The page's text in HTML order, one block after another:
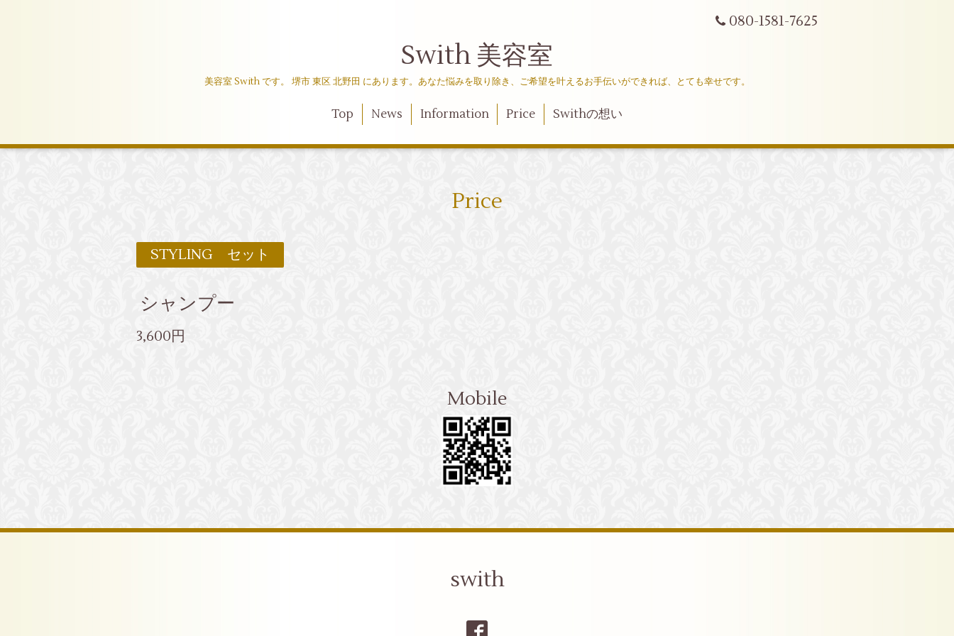
080-1581-7625
Swith 美容室
美容室 Swith です。 堺市 東区 北野田 にあります。あなた悩みを取り除き、ご希望を叶えるお手伝いができれば、とても幸せです。
Top News Information Price Swithの想い
Price
STYLING セット
シャンプー
3,600円
Mobile
swith